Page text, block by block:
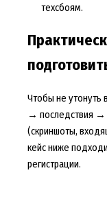
техсбоям.
Чтобы не утонуть
→ последствия →
(скриншоты,
кейс ниже
регистрации.